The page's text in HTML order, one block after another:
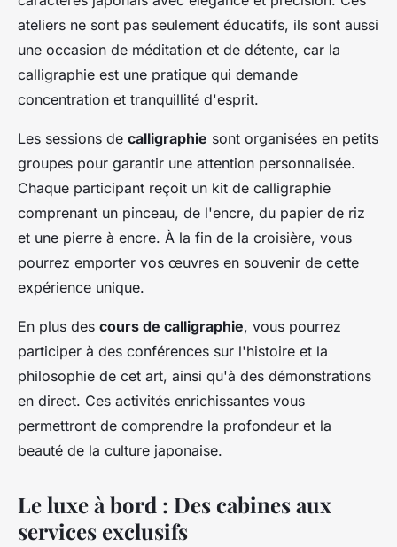
ateliers ne sont pas seulement éducatifs, ils sont aussi
une occasion de méditation et de détente, car la
calligraphie est une pratique qui demande
concentration et tranquillité d'esprit.
Les sessions de calligraphie sont organisées en petits
groupes pour garantir une attention personnalisée.
Chaque participant reçoit un kit de calligraphie
comprenant un pinceau, de l'encre, du papier de riz
et une pierre à encre. À la fin de la croisière, vous
pourrez emporter vos œuvres en souvenir de cette
expérience unique.
En plus des cours de calligraphie, vous pourrez
participer à des conférences sur l'histoire et la
philosophie de cet art, ainsi qu'à des démonstrations
en direct. Ces activités enrichissantes vous
permettront de comprendre la profondeur et la
beauté de la culture japonaise.
Le luxe à bord : Des cabines aux
services exclusifs